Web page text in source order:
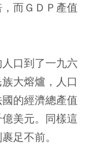
而ＧＤＰ產值
口到了一九六
大熔爐，人口
的經濟總產值
美元。同樣這
足不前。